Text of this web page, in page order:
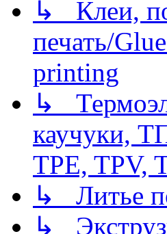
↳ Клеи,
печать/
printing
↳
каучуки,
TPE, TPV,
↳ Литье
↳